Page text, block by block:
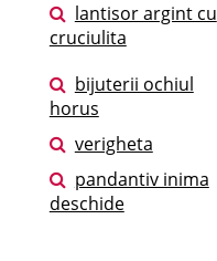
lantisor argint cu
cruciulita
bijuterii ochiul
horus
verigheta
pandantiv inima
deschide